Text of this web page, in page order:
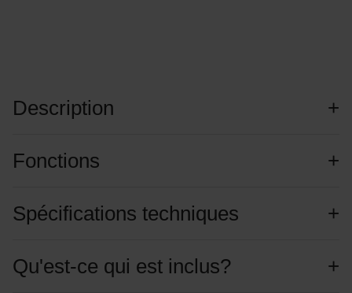
Description
Fonctions
Spécifications techniques
Qu'est-ce qui est inclus?